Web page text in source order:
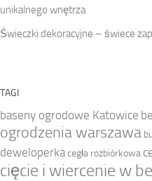
unikalnego wnętrza
Świeczki dekoracyjne – świece
TAGI
baseny ogrodowe Katowice
ogrodzenia warszawa
deweloperkacegła rozbiórkowa
cięcie i wiercenie w